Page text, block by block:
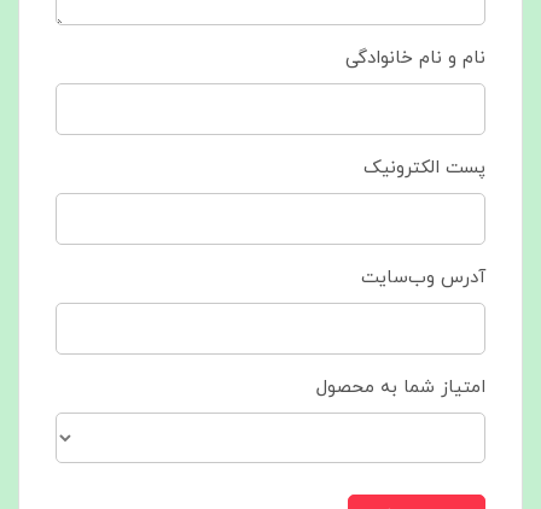
نام و نام خانوادگی
پست الکترونیک
آدرس وب‌سایت
امتیاز شما به محصول